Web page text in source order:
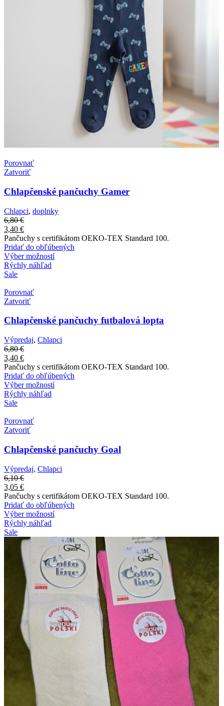
Porovnať
Zatvoriť
Chlapčenské pančuchy Gamer
Chlapci, doplnky
6,80€
3,40 €
Pančuchy s certifikátom OEKO-TEX Standard 100.
Pridať do obľúbených
Výber možností
Rýchly náhľad
Sale
Porovnať
Zatvoriť
Chlapčenské pančuchy futbalová lopta
Výpredaj, Chlapci
6,80€
3,40 €
Pančuchy s certifikátom OEKO-TEX Standard 100.
Pridať do obľúbených
Výber možností
Rýchly náhľad
Sale
Porovnať
Zatvoriť
Chlapčenské pančuchy Goal
Výpredaj, Chlapci
6,10€
3,05 €
Pančuchy s certifikátom OEKO-TEX Standard 100.
Pridať do obľúbených
Výber možností
Rýchly náhľad
Sale